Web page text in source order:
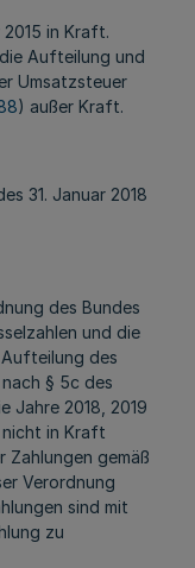
2015 in Kraft.
Aufteilung und
Umsatzsteuer
) außer Kraft.
31. Januar 2018
des Bundes
und die
des
§ 5c des
Jahre 2018, 2019
nicht in Kraft
gemäß
Verordnung
sind mit
zu